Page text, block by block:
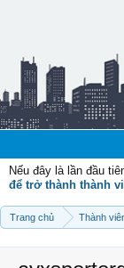
Nếu đây là lần đầu
để trở thành thành
Trang chủ Thành